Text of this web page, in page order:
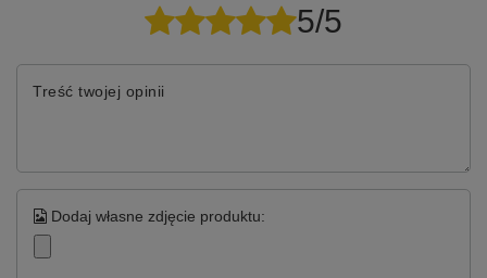
5/5
Treść twojej opinii
Dodaj własne zdjęcie produktu: